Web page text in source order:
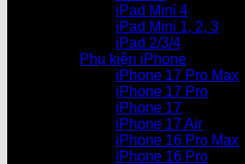
iPad Mini 4
iPad Mini 1, 2, 3
iPad 2/3/4
Phụ kiện iPhone
iPhone 17 Pro Max
iPhone 17 Pro
iPhone 17
iPhone 17 Air
iPhone 16 Pro Max
iPhone 16 Pro